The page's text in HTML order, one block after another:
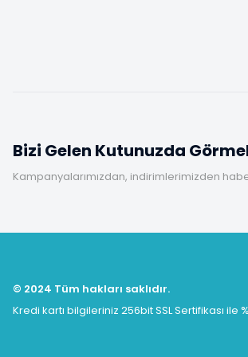
Bizi Gelen Kutunuzda
Kampanyalarımızdan, indirimlerimizden
© 2024 Tüm hakları saklıdır.
Kredi kartı bilgileriniz 256bit SSL Sertifikası ile